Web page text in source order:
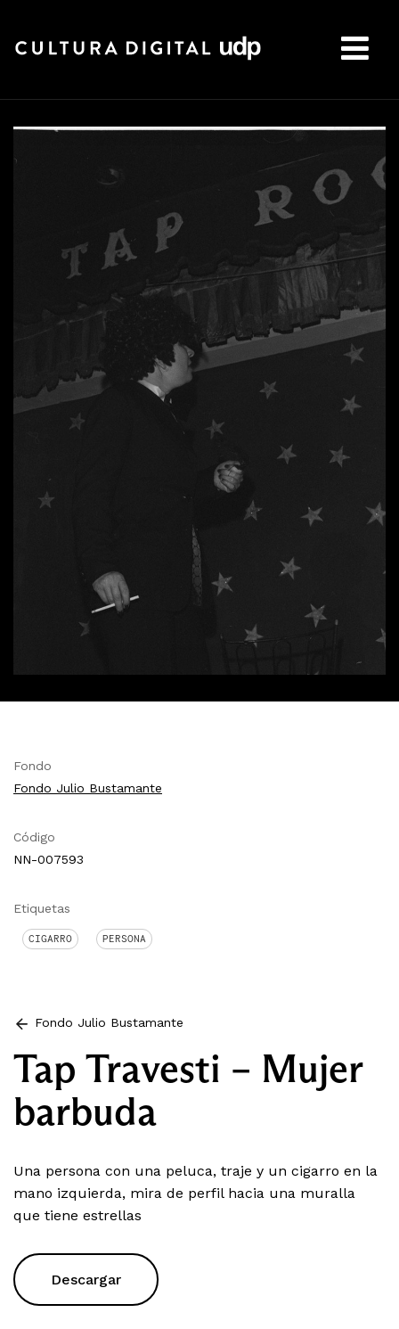
Fondo
Fondo Julio Bustamante
Código
NN-007593
Etiquetas
CIGARRO PERSONA
Fondo Julio Bustamante
Tap Travesti – Mujer
barbuda
Una persona con una peluca, traje y un cigarro en la
mano izquierda, mira de perfil hacia una muralla
que tiene estrellas
Descargar